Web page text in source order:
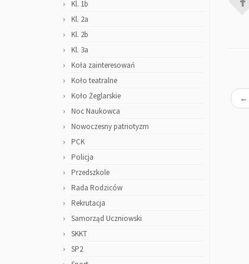
Kl. 1b
Kl. 2a
Kl. 2b
Kl. 3a
Koła zainteresowań
Koło teatralne
Koło Żeglarskie
Noc Naukowca
Nowoczesny patriotyzm
PCK
Policja
Przedszkole
Rada Rodziców
Rekrutacja
Samorząd Uczniowski
SKKT
SP2
←